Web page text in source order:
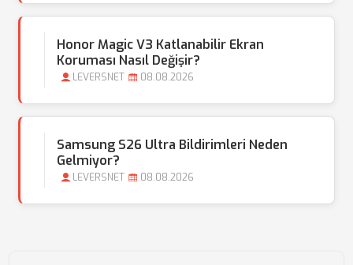
Honor Magic V3 Katlanabilir Ekran
Koruması Nasıl Değişir?
LEVERSNET 08.08.2026
Samsung S26 Ultra Bildirimleri Neden
Gelmiyor?
LEVERSNET 08.08.2026